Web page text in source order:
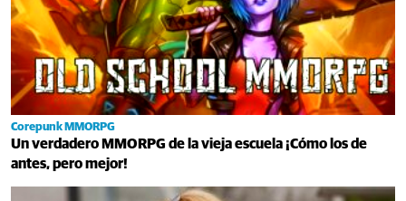
Corepunk MMORPG
Un verdadero MMORPG de la vieja escuela ¡Cómo los de
antes, pero mejor!